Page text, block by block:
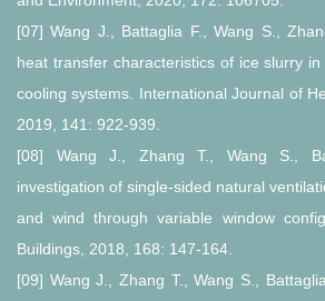
[07] Wang J., Battaglia F., Wang S.,
heat transfer characteristics of ice slurry
cooling systems. International Journal of
2019, 141: 922-939.
[08] Wang J., Zhang T., Wang S.,
investigation of single-sided natural
and wind through variable window
Buildings, 2018, 168: 147-164.
[09] Wang J., Zhang T., Wang S.,